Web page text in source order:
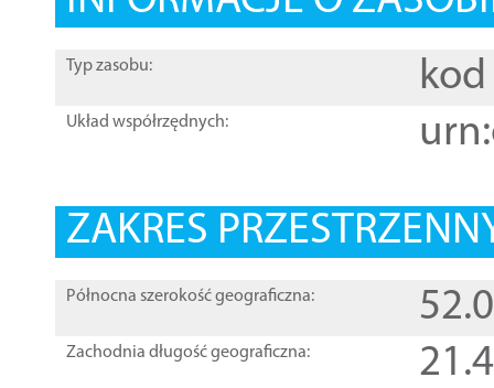
Typ zasobu: kod
Układ współrzędnych:
ZAKRES
Północna szerokość geograficzna:
Zachodnia długość geograficzna: